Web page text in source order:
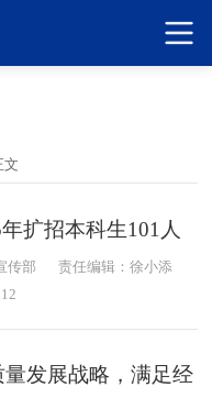
文
扩招本科生101人
传部
责任编辑：徐小添
发展战略，满足经